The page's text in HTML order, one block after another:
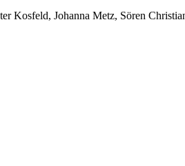
Kosfeld, Johanna Metz, Sören